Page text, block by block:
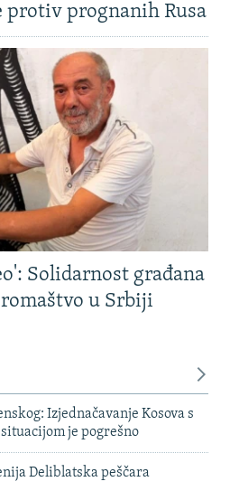
prognanih Rusa
Solidarnost građana
u Srbiji
Izjednačavanje Kosova s
je pogrešno
Deliblatska peščara